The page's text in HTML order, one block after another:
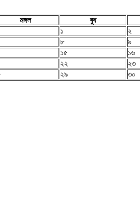
মঙ্গল
বুধ
১
২
৮
৯
১৫
১৬
২২
২৩
২৯ ৩০